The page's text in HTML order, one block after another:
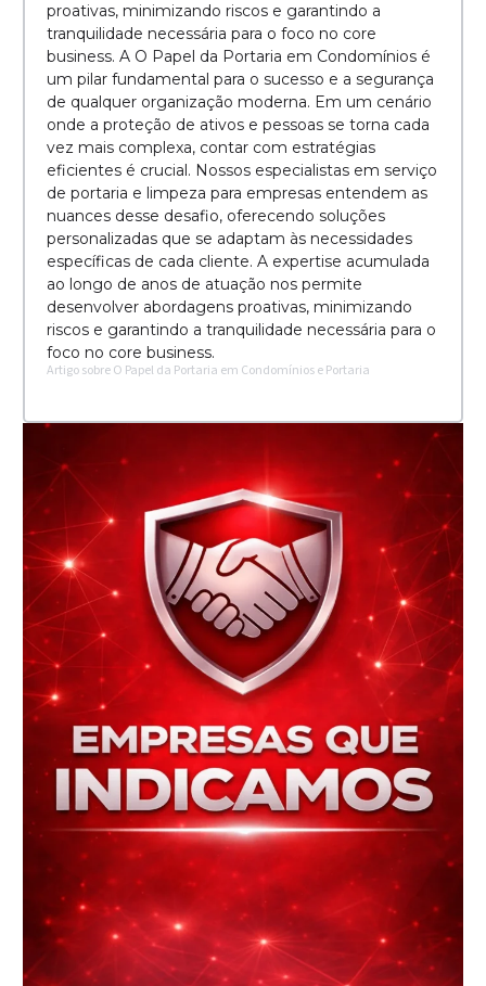
proativas, minimizando riscos e garantindo a
tranquilidade necessária para o foco no core
business. A O Papel da Portaria em Condomínios é
um pilar fundamental para o sucesso e a segurança
de qualquer organização moderna. Em um cenário
onde a proteção de ativos e pessoas se torna cada
vez mais complexa, contar com estratégias
eficientes é crucial. Nossos especialistas em serviço
de portaria e limpeza para empresas entendem as
nuances desse desafio, oferecendo soluções
personalizadas que se adaptam às necessidades
específicas de cada cliente. A expertise acumulada
ao longo de anos de atuação nos permite
desenvolver abordagens proativas, minimizando
riscos e garantindo a tranquilidade necessária para o
foco no core business.
Artigo sobre O Papel da Portaria em Condomínios e Portaria